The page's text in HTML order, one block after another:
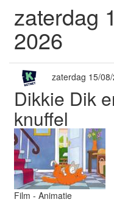
zaterdag
2026
zaterdag 15/
Dikkie Dik
knuffel
Film - Animatie